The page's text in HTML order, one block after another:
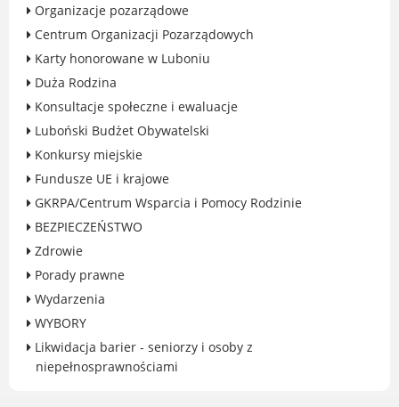
MIASTO LUBOŃ
Władze Miasta
O mieście
Luboński Szlak Architektury
Przemysłowej
Śladami historii Lubonia
Gry miejskie
Kultura
Komenda Straży Miejskiej Miasta
Komisariat Policji w Luboniu
LOSiR
Serwisy mapowe
Informator Miasta Luboń
Ogłoszenia o pracę
Organizacje pozarządowe
Centrum Organizacji Pozarządowych
Karty honorowane w Luboniu
Duża Rodzina
Konsultacje społeczne i ewaluacje
Luboński Budżet Obywatelski
Konkursy miejskie
Fundusze UE i krajowe
GKRPA/Centrum Wsparcia i Pomocy Rodzinie
BEZPIECZEŃSTWO
Zdrowie
Porady prawne
Wydarzenia
WYBORY
Likwidacja barier - seniorzy i osoby z
niepełnosprawnościami